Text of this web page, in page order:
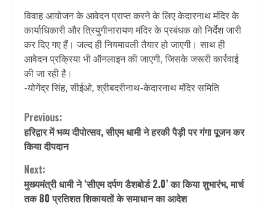
विवाह आयोजन के आवेदन प्राप्त करने के लिए केदारनाथ मंदिर के
कार्याधिकारी और त्रियुगीनारायण मंदिर के प्रबंधक को निर्देश जारी
कर दिए गए हैं। जल्द ही नियमावली तैयार हो जाएगी। साथ ही
आवेदन प्रक्रिया भी ऑनलाइन की जाएगी, जिसके जरूरी कार्रवाई
की जा रही है।
-योगेंद्र सिंह, सीईओ, श्रीबदरीनाथ-केदारनाथ मंदिर समिति
Continue
Reading
Previous:
हरिद्वार में भव्य दीपोत्सव, सीएम धामी ने हरकी पैड़ी पर गंगा पूजन कर
किया दीपदान
Next:
मुख्यमंत्री धामी ने ‘सीएम दर्पण डैशबोर्ड 2.0’ का किया शुभारंभ, मार्च
तक 80 प्रतिशत शिकायतों के समाधान का आदेश